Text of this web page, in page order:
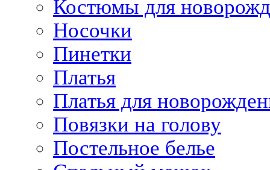
Костюмы для
Носочки
Пинетки
Платья
Платья для
Повязки на голову
Постельное белье